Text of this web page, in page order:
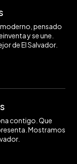
pensado
y se une.
de El Salvador.
contigo. Que
Mostramos